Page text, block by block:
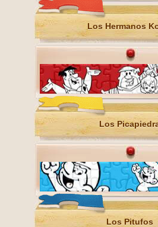
Los Hermanos
Los
Los Pitufos